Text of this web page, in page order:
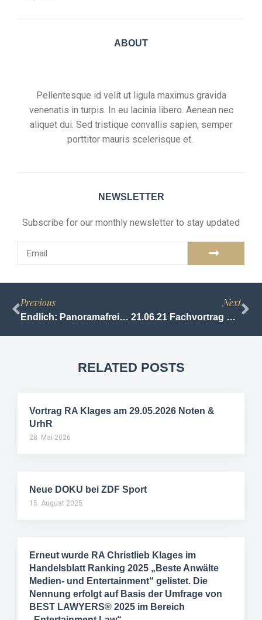
ABOUT
Pellentesque id velit ut ligula maximus gravida
venenatis in turpis. In eu lacinia libero. Aenean nec
aliquet dui. Sed tristique convallis sapien, semper
porttitor mauris scelerisque et.
NEWSLETTER
Subscribe for our monthly newsletter to stay updated
Previous
Endlich: Panoramafreiheit gilt auch für Drohnen Fotos – oder doch nicht?
Next
21.06.21 Fachvortrag Urheberrecht WWU Münster, ITM
RELATED POSTS
Vortrag RA Klages am 29.05.2026 Noten &
UrhR
28. Mai 2026
Neue DOKU bei ZDF Sport
15. August 2025
Erneut wurde RA Christlieb Klages im
Handelsblatt Ranking 2025 „Beste Anwälte
Medien- und Entertainment“ gelistet. Die
Nennung erfolgt auf Basis der Umfrage von
BEST LAWYERS® 2025 im Bereich